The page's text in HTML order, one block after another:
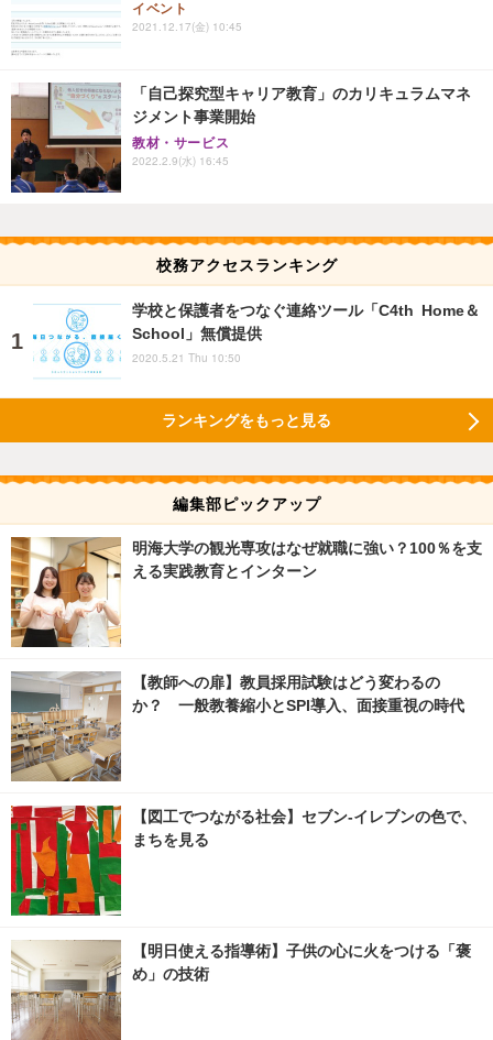
イベント
2021.12.17(金) 10:45
「自己探究型キャリア教育」のカリキュラムマネ
ジメント事業開始
教材・サービス
2022.2.9(水) 16:45
校務アクセスランキング
学校と保護者をつなぐ連絡ツール「C4th Home＆
School」無償提供
2020.5.21 Thu 10:50
ランキングをもっと見る
編集部ピックアップ
明海大学の観光専攻はなぜ就職に強い？100％を支
える実践教育とインターン
【教師への扉】教員採用試験はどう変わるの
か？ 一般教養縮小とSPI導入、面接重視の時代
【図工でつながる社会】セブン‐イレブンの色で、
まちを見る
【明日使える指導術】子供の心に火をつける「褒
め」の技術